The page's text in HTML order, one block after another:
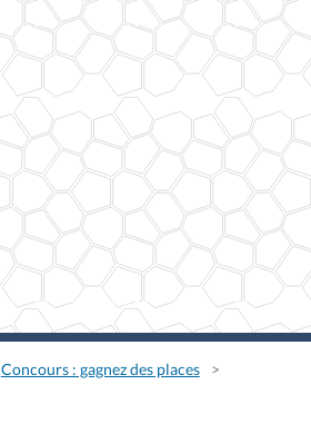
Concours : gagnez des places